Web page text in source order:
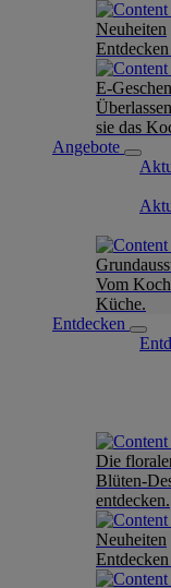
Neuheiten
E-
sie das
Angebote
Vom
Küche.
Entdecken
Die
Blüten-
entdecken.
Neuheiten